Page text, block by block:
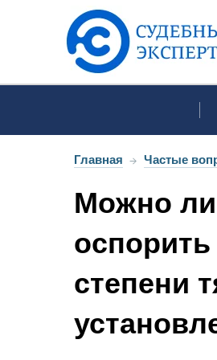
Главная → Частые
Можно
степени